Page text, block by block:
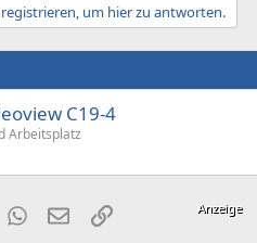
um hier zu antworten.
C19-4
Arbeitsplatz
WhatsApp
E-MailLink